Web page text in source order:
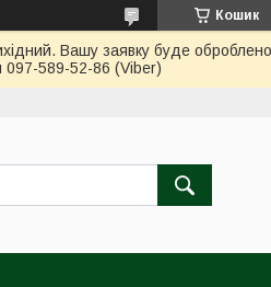
Кошик
Вашу заявку буде
589-52-86 (Viber)